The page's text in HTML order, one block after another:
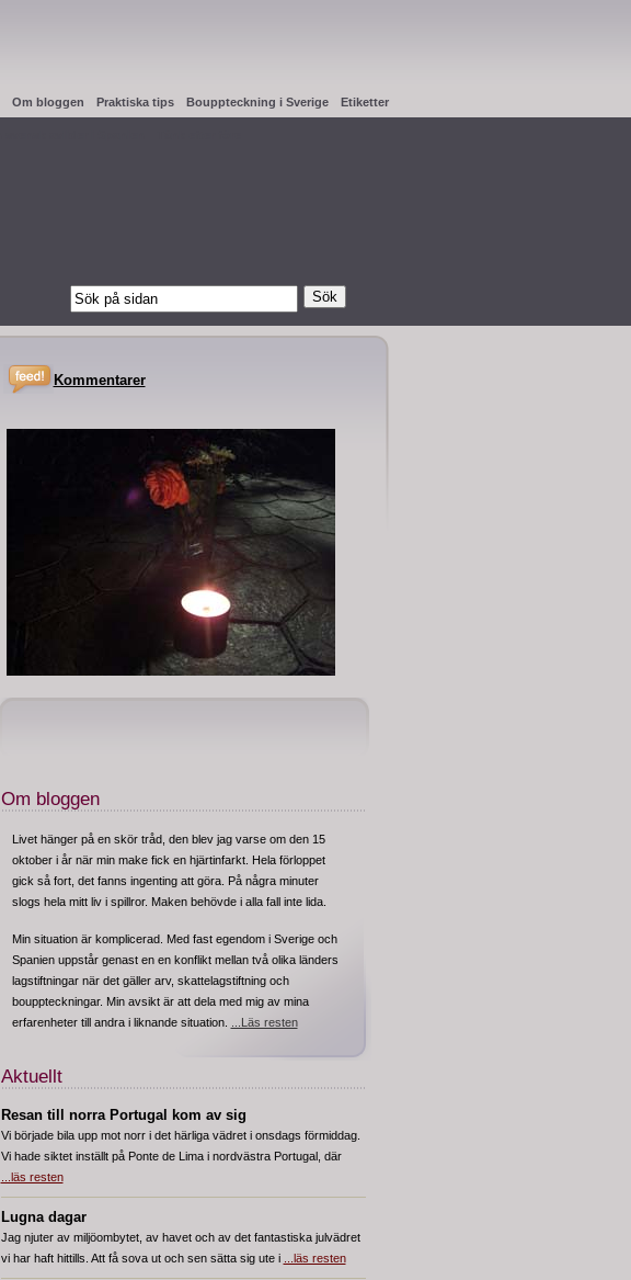
Om bloggen Praktiska tips Bouppteckning i Sverige Etiketter
Kommentarer
Om bloggen
Livet hänger på en skör tråd, den blev jag varse om den 15
oktober i år när min make fick en hjärtinfarkt. Hela förloppet
gick så fort, det fanns ingenting att göra. På några minuter
slogs hela mitt liv i spillror. Maken behövde i alla fall inte lida.
Min situation är komplicerad. Med fast egendom i Sverige och
Spanien uppstår genast en en konflikt mellan två olika länders
lagstiftningar när det gäller arv, skattelagstiftning och
bouppteckningar. Min avsikt är att dela med mig av mina
erfarenheter till andra i liknande situation.
...Läs resten
Aktuellt
Resan till norra Portugal kom av sig
Vi började bila upp mot norr i det härliga vädret i onsdags förmiddag.
Vi hade siktet inställt på Ponte de Lima i nordvästra Portugal, där
...läs resten
Lugna dagar
Jag njuter av miljöombytet, av havet och av det fantastiska julvädret
vi har haft hittills. Att få sova ut och sen sätta sig ute i
...läs resten